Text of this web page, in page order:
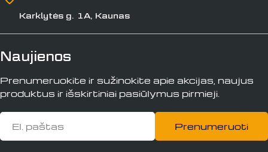
Karklytės g. 1A, Kaunas
Naujienos
Prenumeruokite ir sužinokite apie akcijas, naujus
produktus ir išskirtiniai pasiūlymus pirmieji.
El.
paštas
Prenumeruoti